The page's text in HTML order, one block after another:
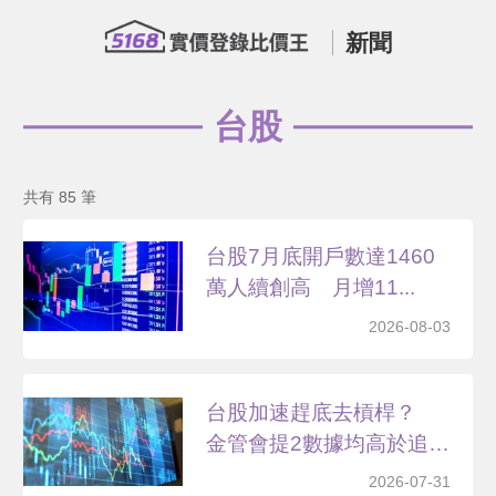
新聞
台股
共有 85 筆
台股7月底開戶數達1460
萬人續創高 月增11...
2026-08-03
台股加速趕底去槓桿？
金管會提2數據均高於追
2026-07-31